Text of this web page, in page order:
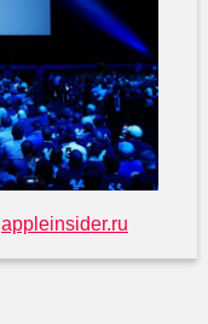
appleinsider.ru